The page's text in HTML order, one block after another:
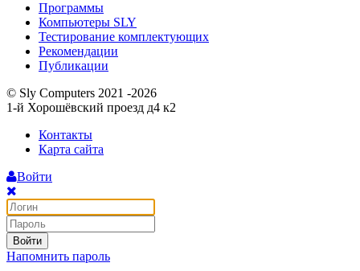
Программы
Компьютеры SLY
Тестирование комплектующих
Рекомендации
Публикации
© Sly Computers 2021 -2026
1-й Хорошёвский проезд д4 к2
Контакты
Карта сайта
Войти
Войти
Напомнить пароль